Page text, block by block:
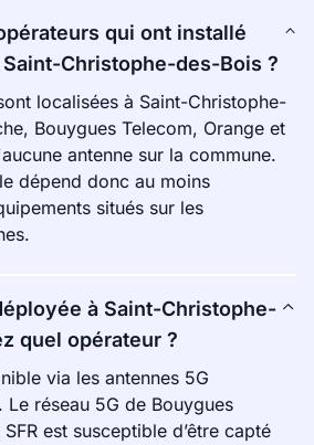
qui ont installé
Christophe-des-Bois ?
localisées à Saint-Christophe-
Bouygues Telecom, Orange et
antenne sur la commune.
dépend donc au moins
situés sur les
à Saint-Christophe-
quel opérateur ?
via les antennes 5G
réseau 5G de Bouygues
est susceptible d’être capté